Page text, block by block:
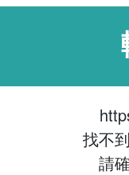
找不
請